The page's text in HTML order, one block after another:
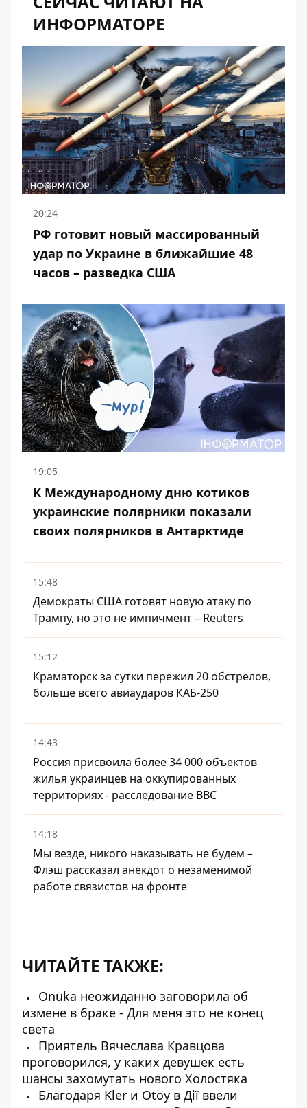
ИНФОРМАТОРЕ
20:24
РФ готовит новый массированный
удар по Украине в ближайшие 48
часов – разведка США
19:05
К Международному дню котиков
украинские полярники показали
своих полярников в Антарктиде
15:48
Демократы США готовят новую атаку по
Трампу, но это не импичмент – Reuters
15:12
Краматорск за сутки пережил 20 обстрелов,
больше всего авиаударов КАБ-250
14:43
Россия присвоила более 34 000 объектов
жилья украинцев на оккупированных
территориях - расследование BBC
14:18
Мы везде, никого наказывать не будем –
Флэш рассказал анекдот о незаменимой
работе связистов на фронте
ЧИТАЙТЕ ТАКЖЕ:
Onuka неожиданно заговорила об
измене в браке - Для меня это не конец
света
Приятель Вячеслава Кравцова
проговорился, у каких девушек есть
шансы захомутать нового Холостяка
Благодаря Kler и Otoy в Дії ввели